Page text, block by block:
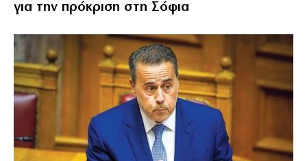
για την πρόκριση στη Σόφια